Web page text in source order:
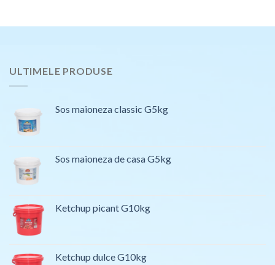
ULTIMELE PRODUSE
Sos maioneza classic G5kg
Sos maioneza de casa G5kg
Ketchup picant G10kg
Ketchup dulce G10kg